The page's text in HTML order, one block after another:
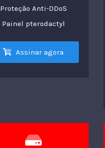
Proteção Anti-DDoS
Painel pterodactyl
Assinar agora